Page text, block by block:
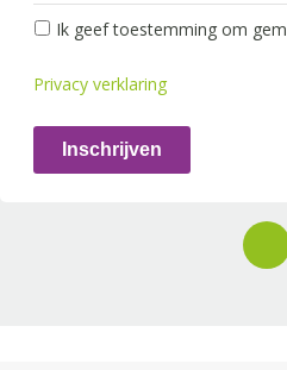
Ik geef toestemming om
Privacy verklaring
Inschrijven